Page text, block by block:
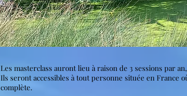
Les masterclass auront lieu à raison de 3 sessions par an,
Ils seront accessibles à tout personne située en France
complète.